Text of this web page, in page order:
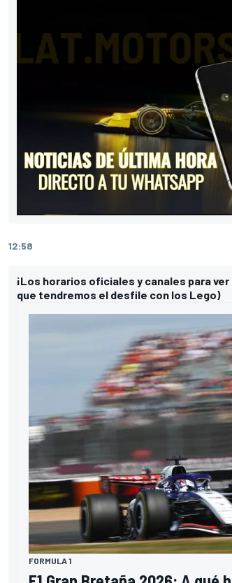
12:58
¡Los horarios oficiales y canales para
que tendremos el desfile con los Lego)
FORMULA 1